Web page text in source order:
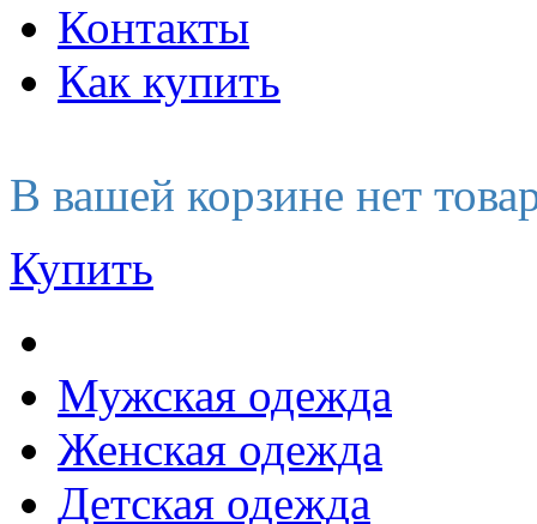
Контакты
Как купить
В вашей корзине нет
Купить
Мужская одежда
Женская одежда
Детская одежда